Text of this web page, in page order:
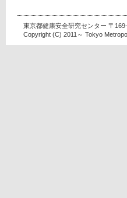
東京都健康安全研究センター 〒
Copyright (C) 2011～ Tokyo